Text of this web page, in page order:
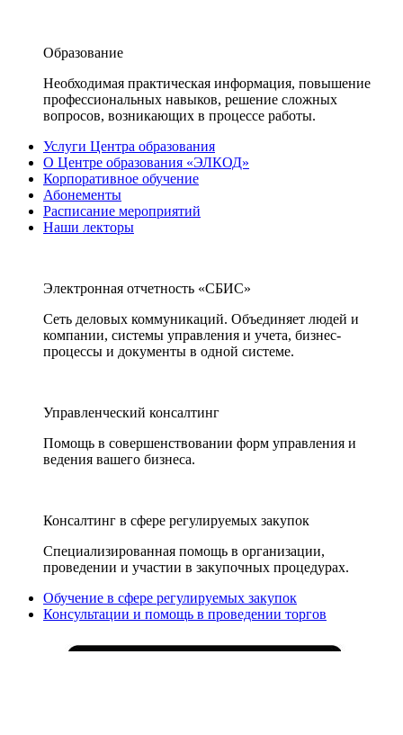
Образование
Необходимая практическая информация, повышение
профессиональных навыков, решение сложных
вопросов, возникающих в процессе работы.
Услуги Центра образования
О Центре образования «ЭЛКОД»
Корпоративное обучение
Абонементы
Расписание мероприятий
Наши лекторы
Электронная отчетность «СБИС»
Сеть деловых коммуникаций. Объединяет людей и
компании, системы управления и учета, бизнес-
процессы и документы в одной системе.
Управленческий консалтинг
Помощь в совершенствовании форм управления и
ведения вашего бизнеса.
Консалтинг в сфере регулируемых закупок
Специализированная помощь в организации,
проведении и участии в закупочных процедурах.
Обучение в сфере регулируемых закупок
Консультации и помощь в проведении торгов